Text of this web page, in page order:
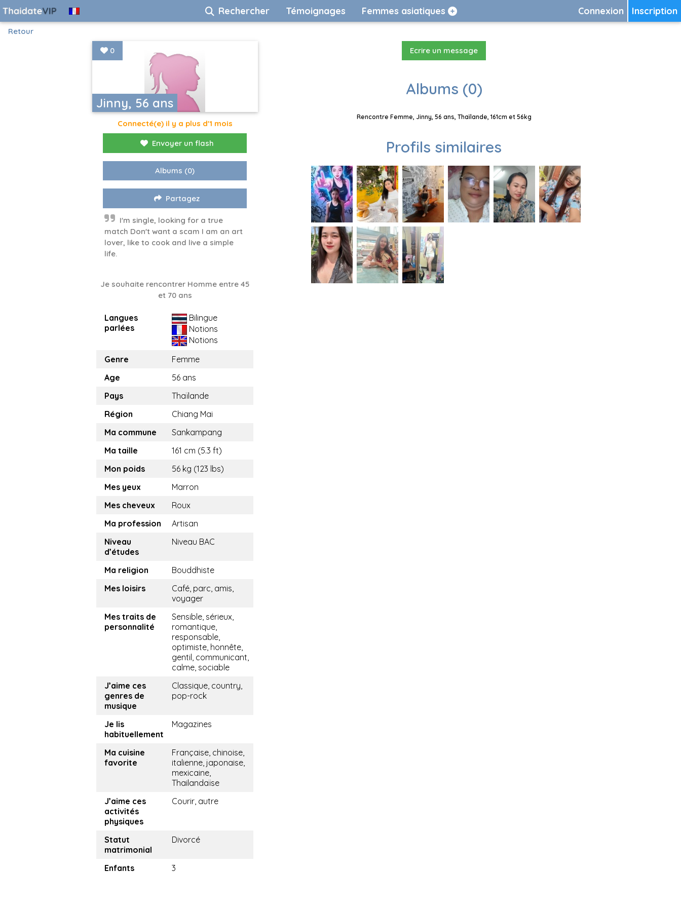
Inscription
Connexion
Rechercher Témoignages Femmes asiatiques
Retour
Jinny, 56 ans
0
Connecté(e) il y a plus d'1 mois
Envoyer un flash
Albums (0)
Partagez
I'm single, looking for a true
match Don't want a scam I am an art
lover, like to cook and live a simple
life.
Je souhaite rencontrer Homme entre 45
et 70 ans
Langues
parlées
Bilingue
Notions
Notions
Genre
Femme
Age
56 ans
Pays
Thaïlande
Région
Chiang Mai
Ma commune
Sankampang
Ma taille
161 cm (5.3 ft)
Mon poids
56 kg (123 lbs)
Mes yeux
Marron
Mes cheveux
Roux
Ma profession
Artisan
Niveau
d’études
Niveau BAC
Ma religion
Bouddhiste
Mes loisirs
Café, parc, amis,
voyager
Mes traits de
personnalité
Sensible, sérieux,
romantique,
responsable,
optimiste, honnête,
gentil, communicant,
calme, sociable
J’aime ces
genres de
musique
Classique, country,
pop-rock
Je lis
habituellement
Magazines
Ma cuisine
favorite
Française, chinoise,
italienne, japonaise,
mexicaine,
Thailandaïse
J’aime ces
activités
physiques
Courir, autre
Statut
matrimonial
Divorcé
Enfants 3
Ecrire un message
Albums (0)
Rencontre Femme, Jinny, 56 ans, Thaïlande, 161cm et 56kg
Profils similaires